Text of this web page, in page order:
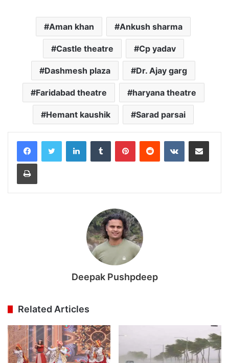
Aman khan Ankush sharma
Castle theatre Cp yadav
Dashmesh plaza Dr. Ajay garg
Faridabad theatre haryana theatre
Hemant kaushik Sarad parsai
LinkedInTumblr PinterestReddit VKontakteShare via Email
Print
Deepak Pushpdeep
Related Articles